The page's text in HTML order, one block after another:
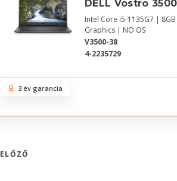
DELL Vostro
Intel Core i5-1135G7 |
Graphics | NO OS
V3500-38
4-2235729
3 év garancia
ELŐZŐ